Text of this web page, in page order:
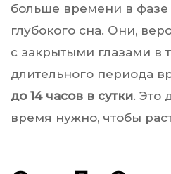
больше времени в фазе
глубокого сна. Они,
с закрытыми глазами в
длительного периода
до 14 часов в сутки. Это
время нужно, чтобы